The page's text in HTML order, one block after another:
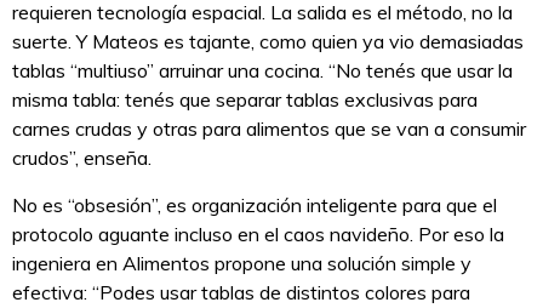
requieren tecnología espacial. La salida es el método, no la
suerte. Y Mateos es tajante, como quien ya vio demasiadas
tablas “multiuso” arruinar una cocina. “No tenés que usar la
misma tabla: tenés que separar tablas exclusivas para
carnes crudas y otras para alimentos que se van a consumir
crudos”, enseña.
No es “obsesión”, es organización inteligente para que el
protocolo aguante incluso en el caos navideño. Por eso la
ingeniera en Alimentos propone una solución simple y
efectiva: “Podes usar tablas de distintos colores para